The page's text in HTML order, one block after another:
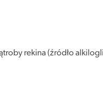
rekina (źródło